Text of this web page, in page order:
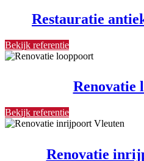
Restauratie
Bekijk referentie
Renovatie
Bekijk referentie
Renovatie